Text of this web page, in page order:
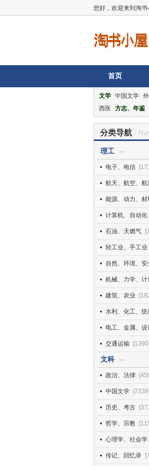
您好，欢迎来到淘书
首页
文学 中国文学
西医
方志、年鉴
分类导航 /
理工 >>
电子、电信
航天、航空、航
能源、动力、材
计算机、自动化
石油、天燃气
轻工业、手工业
自然、环境、安
机械、力学、计
建筑、农业
水利、化工、统
电工、金属、设
交通运输
文科 >>
政治、法律
中国文学 [7338]
历史、考古
哲学、宗教
心理学、社会学
传记、回忆录